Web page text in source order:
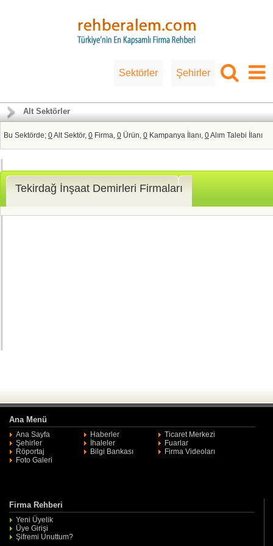
Sektörler Şehirler
Alt Sektörler
Bu Sektörde; 0Alt Sektör, 0 Firma, 0 Ürün, 0 Kampanya İlanı, 0Alım Talebi İlanı
Tekirdağ İnşaat Demirleri Firmaları
Ana Menü
Ana Sayfa Haberler
Ticaret Merkezi
Şehirler
İhaleler
Fuarlar
Röportaj
Bilgi Bankası
Firma Videoları
Foto Galeri
Firma Rehberi
Yeni Üyelik
Üye Girişi
Şifremi Unuttum?